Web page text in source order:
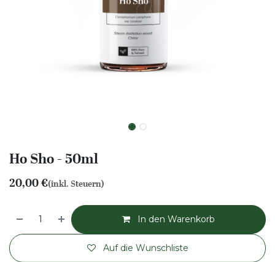
Ho Sho - 50ml
20,00€(inkl. Steuern)
In den Warenkorb
Auf die Wunschliste